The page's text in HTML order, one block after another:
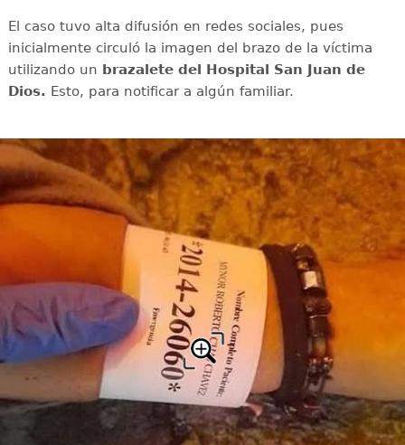
El caso tuvo alta difusión en redes sociales, pues
inicialmente circuló la imagen del brazo de la víctima
utilizando un brazalete del Hospital San Juan de
Dios. Esto, para notificar a algún familiar.